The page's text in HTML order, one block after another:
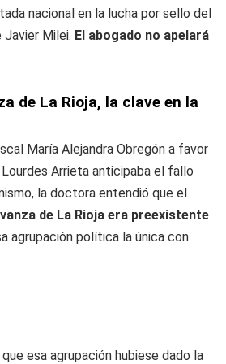
nacional en la lucha por sello del
Milei. El abogado no apelará
de La Rioja, la clave en la
María Alejandra Obregón a favor
Arrieta anticipaba el fallo
la doctora entendió que el
de La Rioja era preexistente
agrupación política la única con
esa agrupación hubiese dado la